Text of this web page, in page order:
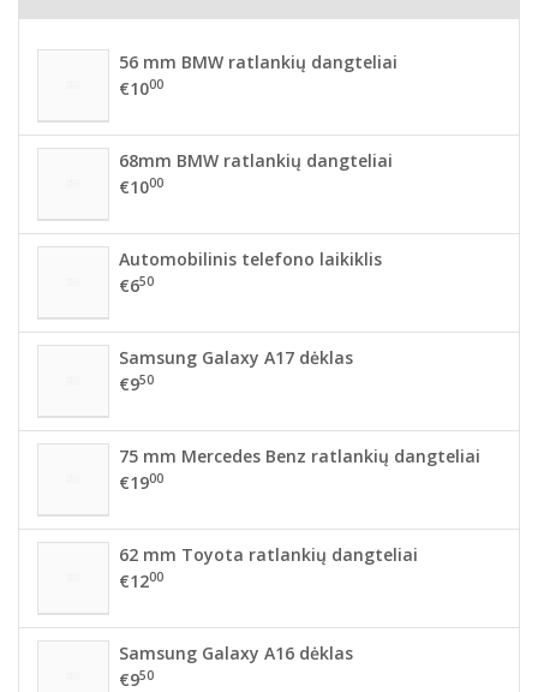
56 mm BMW ratlankių dangteliai
€1000
68mm BMW ratlankių dangteliai
€1000
Automobilinis telefono laikiklis
€650
Samsung Galaxy A17 dėklas
€950
75 mm Mercedes Benz ratlankių dangteliai
€1900
62 mm Toyota ratlankių dangteliai
€1200
Samsung Galaxy A16 dėklas
€950